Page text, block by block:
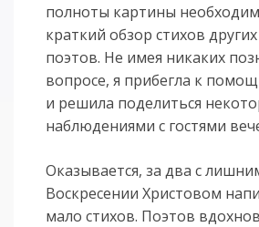
полноты картины
краткий обзор стихов других
поэтов. Не имея никаких
вопросе, я прибегла к
и решила поделиться
наблюдениями с гостями
Оказывается, за два с
Воскресении Христовом
мало стихов. Поэтов